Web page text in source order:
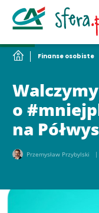
Finanse osobiste
Walczymy
o
na
Przemysław Przybylski